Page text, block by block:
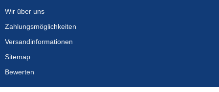
Wir über uns
Zahlungsmöglichkeiten
Versandinformationen
Sitemap
Bewerten